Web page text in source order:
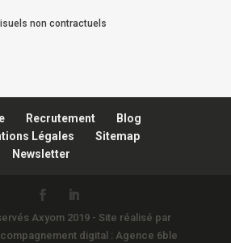
non contractuels
Recrutement
Blog
Légales
Sitemap
Newsletter
Axyom 2019 - Site réalisé par
digital : Agence 6ble